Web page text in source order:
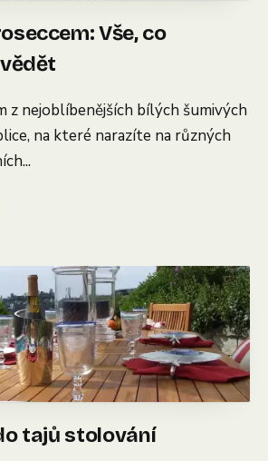
Vše, co
z nejoblíbenějších bílých šumivých
na které narazíte na různých
tajů stolování